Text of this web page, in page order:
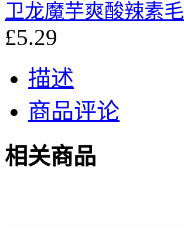
卫龙魔芋爽酸辣素
£5.29
描述
商品评论
相关商品